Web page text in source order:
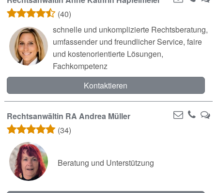
(40)
schnelle und unkomplizierte Rechtsberatung,
umfassender und freundlicher Service, faire
und kostenorientierte Lösungen,
Fachkompetenz
Kontaktieren
Rechtsanwältin RA Andrea Müller
(34)
Beratung und Unterstützung